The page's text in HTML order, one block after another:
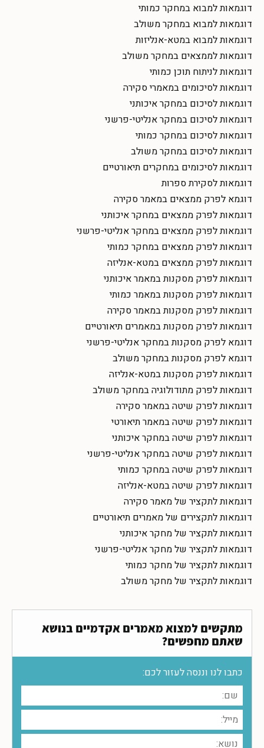
דוגמאות למבוא במחקר כמותי
דוגמאות למבוא במחקר משולב
דוגמאות למבוא במטא-אנליזות
דוגמאות לממצאים במחקר משולב
דוגמאות לניתוח תוכן כמותי
דוגמאות לסיכומים במאמרי סקירה
דוגמאות לסיכום במחקר איכותני
דוגמאות לסיכום במחקר אנליטי-פרשני
דוגמאות לסיכום במחקר כמותי
דוגמאות לסיכום במחקר משולב
דוגמאות לסיכומים במחקרים תיאורטיים
דוגמאות לסקירת ספרות
דוגמא לפרק ממצאים במאמר סקירה
דוגמאות לפרק ממצאים במחקר איכותני
דוגמאות לפרק ממצאים במחקר אנליטי-פרשני
דוגמאות לפרק ממצאים במחקר כמותי
דוגמאות לפרק ממצאים במטא-אנליזה
דוגמאות לפרק מסקנות במאמר איכותני
דוגמאות לפרק מסקנות במאמר כמותי
דוגמאות לפרק מסקנות במאמר סקירה
דוגמאות לפרק מסקנות במאמרים תיאורטיים
דוגמא לפרק מסקנות במחקר אנליטי-פרשני
דוגמא לפרק מסקנות במחקר משולב
דוגמאות לפרק מסקנות במטא-אנליזה
דוגמאות לפרק מתודולוגיה במחקר משולב
דוגמאות לפרק שיטה במאמר סקירה
דוגמאות לפרק שיטה במאמר תיאורטי
דוגמאות לפרק שיטה במחקר איכותני
דוגמאות לפרק שיטה במחקר אנליטי-פרשני
דוגמאות לפרק שיטה במחקר כמותי
דוגמאות לפרק שיטה במטא-אנליזה
דוגמאות לתקציר של מאמר סקירה
דוגמאות לתקצירים של מאמרים תיאורטיים
דוגמאות לתקציר של מחקר איכותני
דוגמאות לתקציר של מחקר אנליטי-פרשני
דוגמאות לתקציר של מחקר כמותי
דוגמאות לתקציר של מחקר משולב
מתקשים למצוא מאמרים אקדמיים בנושא
שאתם מחפשים?
כתבו לנו וננסה לעזור לכם: